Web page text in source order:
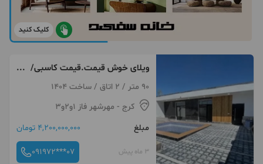
کلیک کنید
ویلای خوش قیمت.قیمت کاسبی/
سهیلیه90 متر / 2 اتاق / ساخت 1404
کرج - مهرشهر فاز ۱و۲و۳
مبلغ
4,200,000,000 تومان
3 ماه پیش 091972***07